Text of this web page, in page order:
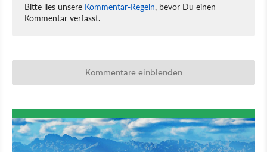
Bitte lies unsere Kommentar-Regeln, bevor Du einen
Kommentar verfasst.
Kommentare einblenden